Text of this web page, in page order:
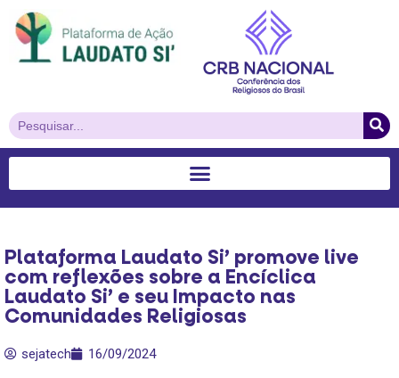
Plataforma Laudato Si’ promove live
com reflexões sobre a Encíclica
Laudato Si’ e seu Impacto nas
Comunidades Religiosas
sejatech 16/09/2024